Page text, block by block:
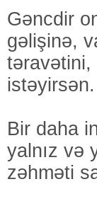
Gəncdir
gəlişinə,
təravətini,
istəyirsən.
Bir daha
yalnız və
zəhməti